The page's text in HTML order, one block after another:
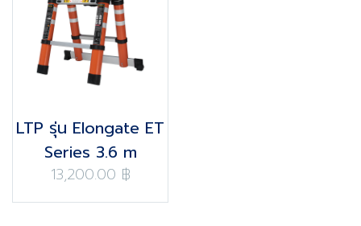
LTP รุ่น Elongate ET
Series 3.6 m
13,200.00 ฿